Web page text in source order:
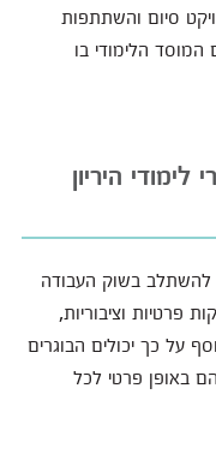
סיום והשתתפות
הלימודי בו
היריון
להשתלב בשוק העבודה
פרטיות וציבוריות,
על כך יכולים הבוגרים
באופן פרטי לכל